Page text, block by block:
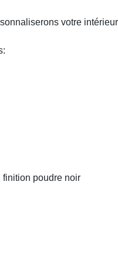
votre
finition poudre noir